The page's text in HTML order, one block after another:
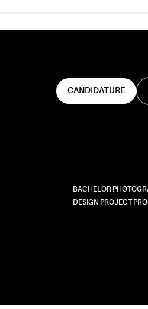
CANDIDATURE
BACHELOR
DESIGN PROJECT